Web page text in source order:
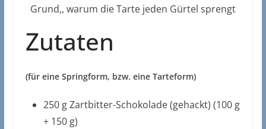
Grund,, warum die Tarte jeden Gürtel sprengt
Zutaten
(für eine Springform, bzw. eine Tarteform)
250 g Zartbitter-Schokolade (gehackt) (100 g
+ 150 g)